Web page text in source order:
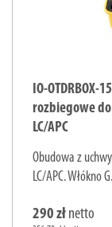
IO-OTDRBOX-
rozbiegowe do
LC/APC
Obudowa z
LC/APC. Włókno
290 zł netto